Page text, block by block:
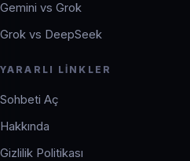
Gemini vs Grok
Grok vs DeepSeek
YARARLI LINKLER
Sohbeti Aç
Hakkında
Gizlilik Politikası